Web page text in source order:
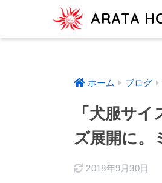
ARATA
ホーム ブログ
「犬服サ
ズ展開に。
2018年9月30日